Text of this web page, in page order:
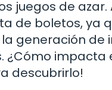
juegos de
de boletos, ya
generación de
¿Cómo
descubrirlo!